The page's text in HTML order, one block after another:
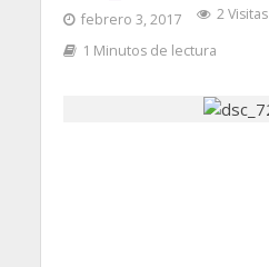
febrero 3, 2017
2 Visitas
1 Minutos de lectura